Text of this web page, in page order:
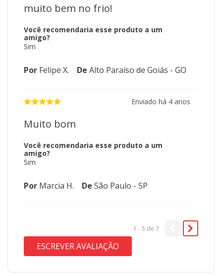
muito bem no frio!
Você recomendaria esse produto a um
amigo?
Sim
Por Felipe X. De Alto Paraíso de Goiás - GO
Enviado há 4 anos
Muito bom
Você recomendaria esse produto a um
amigo?
Sim
Por Marcia H. De São Paulo - SP
1 - 5 de 7
ESCREVER AVALIAÇÃO